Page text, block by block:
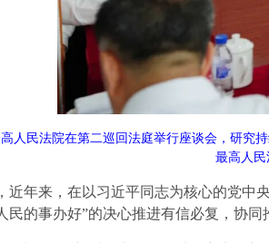
人民法院在第二巡回法庭举行座谈会，研究
最高人
近年来，在以习近平同志为核心的党中
民的事办好”的决心推进有信必复，协